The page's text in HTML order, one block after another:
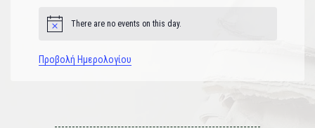
Notice There are no events on this day.
Προβολή Ημερολογίου